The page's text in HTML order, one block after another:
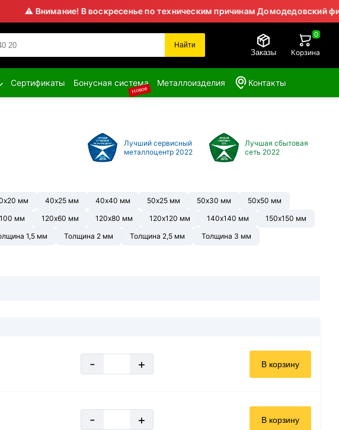
В воскресенье по техническим причинам Домодедовский филиал не
Найти
Заказы Корзина
0
Сертификаты Бонусная система
Новое
Металлоизделия Контакты
мм 40х25 мм 40х40 мм 50х25 мм 50х30 мм
50х50 мм
мм 120х60 мм 120х80 мм 120х120 мм 140х140 мм
150х150 мм
1,5 мм Толщина 2 мм Толщина 2,5 мм
Толщина 3 мм
Лучший сервисный
металлоцентр 2022
Лучшая сбытовая
сеть 2022
- + В корзину
- + В корзину